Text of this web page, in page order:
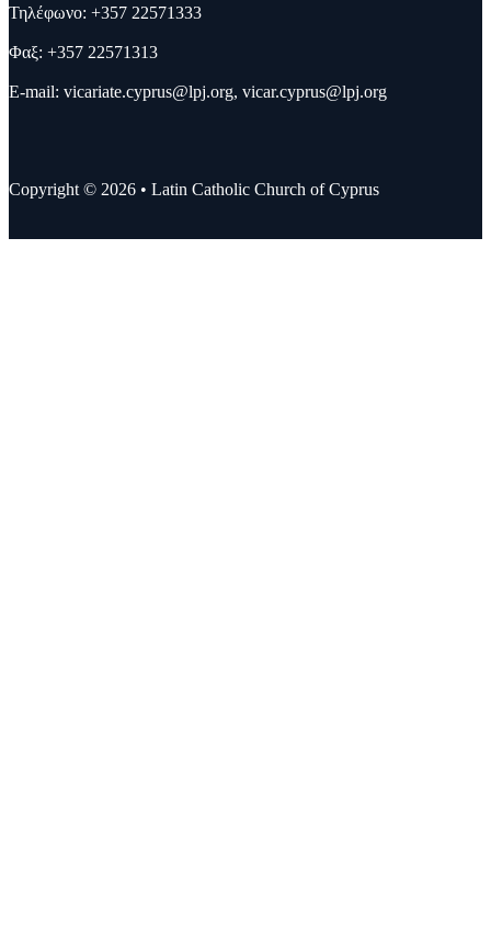
Τηλέφωνο: +357 22571333
Φαξ: +357 22571313
E-mail: vicariate.cyprus@lpj.org, vicar.cyprus@lpj.org
Copyright © 2026 • Latin Catholic Church of Cyprus